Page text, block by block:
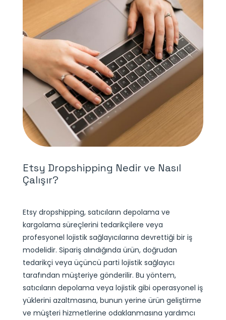
Etsy Dropshipping Nedir ve Nasıl
Çalışır?
Etsy dropshipping, satıcıların depolama ve
kargolama süreçlerini tedarikçilere veya
profesyonel lojistik sağlayıcılarına devrettiği bir iş
modelidir. Sipariş alındığında ürün, doğrudan
tedarikçi veya üçüncü parti lojistik sağlayıcı
tarafından müşteriye gönderilir. Bu yöntem,
satıcıların depolama veya lojistik gibi operasyonel iş
yüklerini azaltmasına, bunun yerine ürün geliştirme
ve müşteri hizmetlerine odaklanmasına yardımcı